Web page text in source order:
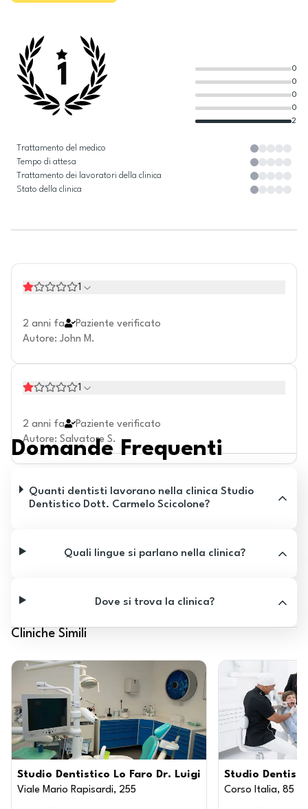
1
2
0
0
0
0
Trattamento del medico
Tempo di attesa
Trattamento dei lavoratori della clinica
Stato della clinica
1
2 anni fa
Paziente verificato
Autore: John M.
1
2 anni fa
Paziente verificato
Autore: Salvatore S.
Domande Frequenti
Quanti dentisti lavorano nella clinica Studio
Dentistico Dott. Carmelo Scicolone?
Quali lingue si parlano nella clinica?
Dove si trova la clinica?
Cliniche Simili
Studio Dentistico Lo Faro Dr. Luigi
Viale Mario Rapisardi, 255
Studio
Corso Italia, 85